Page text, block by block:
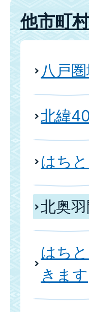
他市町
八戸
北緯
はち
北奥
はち
きます